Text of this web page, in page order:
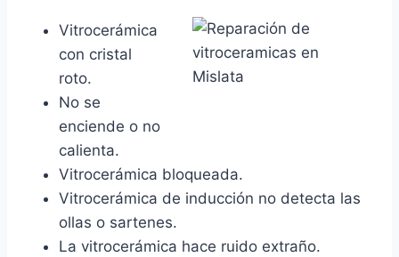
Vitrocerámica
con cristal
roto.
No se
enciende o no
calienta.
Vitrocerámica bloqueada.
Vitrocerámica de inducción no detecta las
ollas o sartenes.
La vitrocerámica hace ruido extraño.